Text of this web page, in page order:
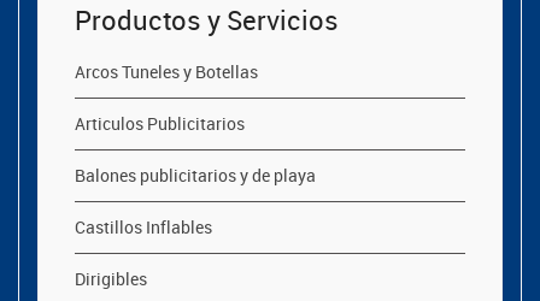
Productos y Servicios
Arcos Tuneles y Botellas
Articulos Publicitarios
Balones publicitarios y de playa
Castillos Inflables
Dirigibles